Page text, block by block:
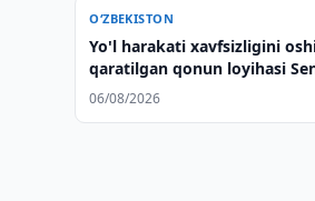
O‘ZBEKISTON
Yo'l harakati xavfsizligini
qaratilgan qonun loyihasi
taqdim etildi
06/08/2026